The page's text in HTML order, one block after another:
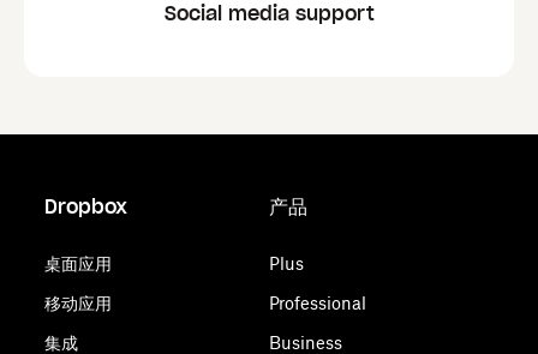
Social media support
Dropbox
桌面应用
移动应用
集成
产品
Plus
Professional
Business